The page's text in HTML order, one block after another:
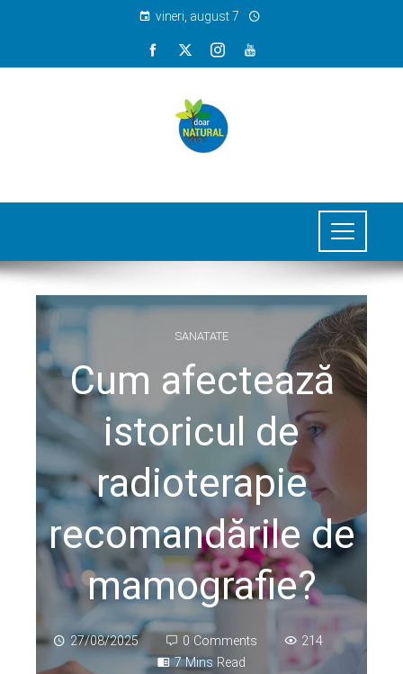
vineri, august 7
SANATATE
Cum afectează
istoricul de
radioterapie
recomandările de
mamografie?
27/08/2025 0 Comments
214
7 Mins Read